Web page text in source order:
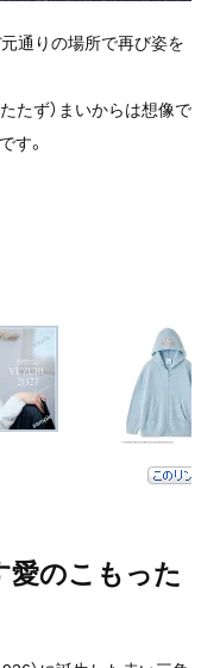
通りの場所で再び姿を
たず）まいからは想像で
す。
愛のこもった